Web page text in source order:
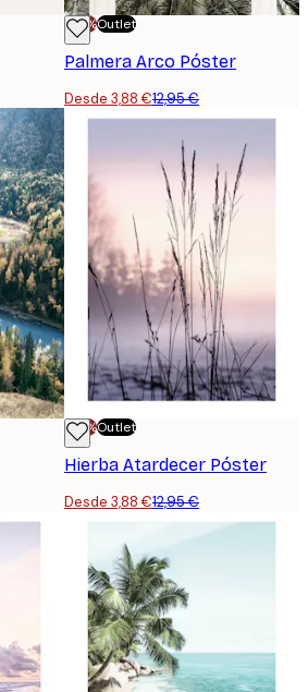
-70%Outlet
Palmera Arco Póster
Desde 3,88 €12,95 €
-70%Outlet
Hierba Atardecer Póster
Desde 3,88 €12,95 €